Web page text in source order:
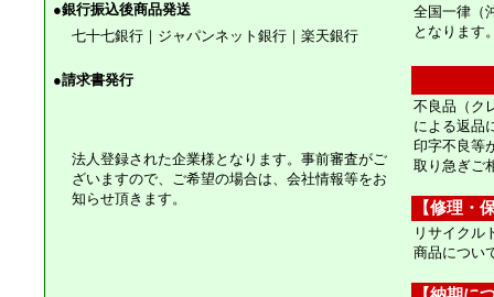
●銀行振込後商品発送
全国一律（
となります
七十七銀行｜ジャパンネット銀行｜楽天銀行
●請求書発行
法人登録された企業様となります。事前審査がご
ざいますので、ご希望の場合は、会社情報等をお
知らせ頂きます。
不良品（ク
による返品
印字不良等
取り急ぎご
【修理・
リサイクル
商品につい